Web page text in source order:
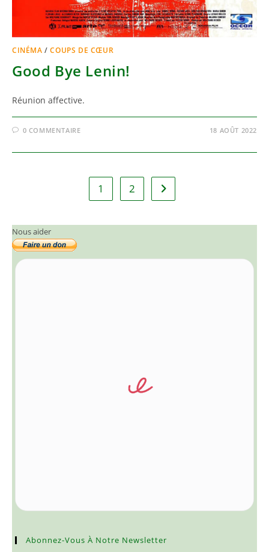
CINÉMA /COUPS DE CŒUR
Good Bye Lenin!
Réunion affective.
0 COMMENTAIRE 18 AOÛT 2022
1 2 Aller à la page suivante
Nous aider
Abonnez-Vous À Notre Newsletter